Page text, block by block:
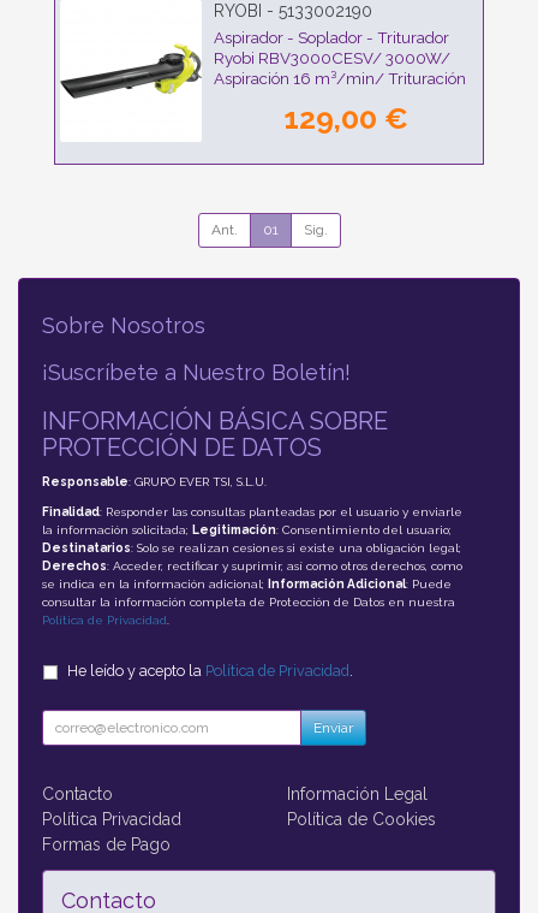
RYOBI - 5133002190
Aspirador - Soplador - Triturador
Ryobi RBV3000CESV/ 3000W/
Aspiración 16 m³/min/ Trituración
129,00 €
Ant. 01 Sig.
Sobre Nosotros
¡Suscríbete a Nuestro Boletín!
INFORMACIÓN BÁSICA SOBRE
PROTECCIÓN DE DATOS
Responsable: GRUPO EVER TSI, S.L.U.
Finalidad: Responder las consultas planteadas por el usuario y enviarle
la información solicitada; Legitimación: Consentimiento del usuario;
Destinatarios: Solo se realizan cesiones si existe una obligación legal;
Derechos: Acceder, rectificar y suprimir, así como otros derechos, como
se indica en la información adicional;
Información Adicional: Puede
consultar la información completa de Protección de Datos en nuestra
Política de Privacidad
He leído y acepto la Política de Privacidad .
Enviar
Contacto
Información Legal
Política Privacidad
Política de Cookies
Formas de Pago
Contacto